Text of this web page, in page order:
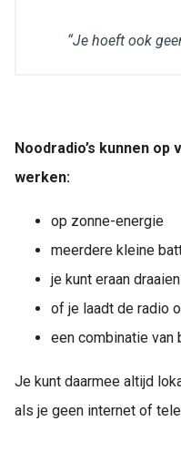
“Je hoeft ook
Noodradio’s kunnen
werken:
op zonne-energie
meerdere kleine
je kunt eraan
of je laadt de radio
een combinatie van
Je kunt daarmee altijd
als je geen internet of